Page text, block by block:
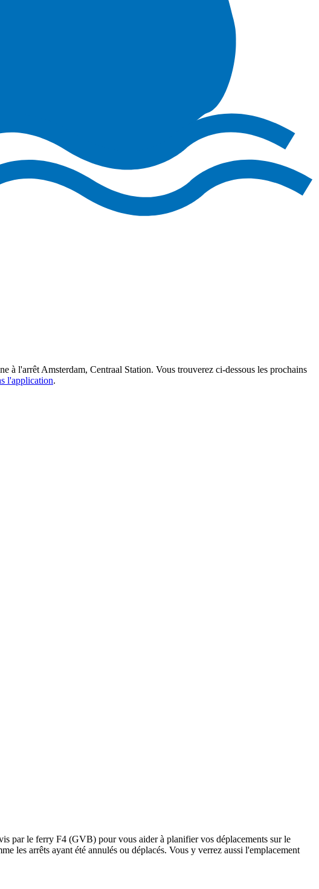
l'arrêt Amsterdam, Centraal Station. Vous trouverez ci-dessous les prochains
l'application.
par le ferry F4 (GVB) pour vous aider à planifier vos déplacements sur le
les arrêts ayant été annulés ou déplacés. Vous y verrez aussi l'emplacement